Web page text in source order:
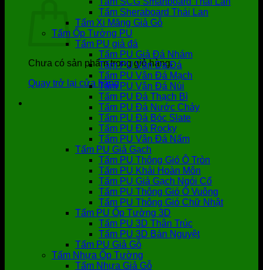
Chưa có sản phẩm trong giỏ hàng.
Quay trở lại cửa hàng
Tấm Sheraboard Thái Lan
Tấm Xi Măng Giả Gỗ
Tấm Ốp Tường PU
Tấm PU giả đá
Tấm PU Giả Đá Nhám
Tấm PU Vân Da Đá
Tấm PU Vân Đá Mạch
Tấm PU Vân Đá Núi
Tấm PU Đá Thạch Bì
Tấm PU Đá Nước Chảy
Tấm PU Đá Bóc Slate
Tấm PU Đá Rocky
Tấm PU Vân Đá Nấm
Tấm PU Giả Gạch
Tấm PU Thông Gió Ô Tròn
Tấm PU Khải Hoàn Môn
Tấm PU Giả Gạch Ngói Cổ
Tấm PU Thông Gió Ô Vuông
Tấm PU Thông Gió Chữ Nhật
Tấm PU Ốp Tường 3D
Tấm PU 3D Thân Trúc
Tấm PU 3D Bán Nguyệt
Tấm PU Giả Gỗ
Tấm Nhựa Ốp Tường
Tấm Nhựa Giả Gỗ